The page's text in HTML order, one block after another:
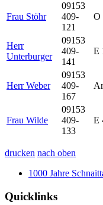
Frau Stöhr
09153
409-
121
O
Herr
Unterburger
09153
409-
141
E
Herr Weber
09153
409-
167
Frau Wilde
09153
409-
133
E
drucken nach oben
1000 Jahre
Quicklinks